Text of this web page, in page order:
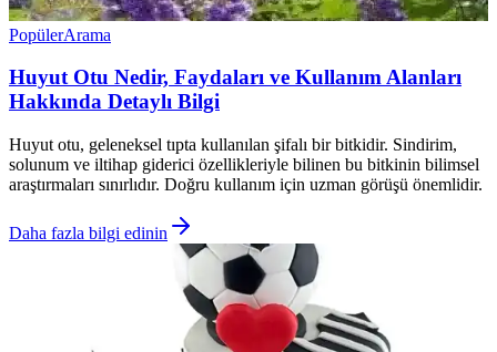
PopülerArama
Huyut Otu Nedir, Faydaları ve Kullanım Alanları
Hakkında Detaylı Bilgi
Huyut otu, geleneksel tıpta kullanılan şifalı bir bitkidir. Sindirim,
solunum ve iltihap giderici özellikleriyle bilinen bu bitkinin bilimsel
araştırmaları sınırlıdır. Doğru kullanım için uzman görüşü önemlidir.
Daha fazla bilgi edinin